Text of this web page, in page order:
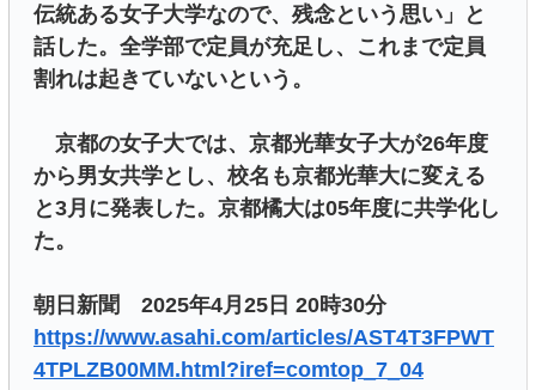
伝統ある女子大学なので、残念という思い」と
話した。全学部で定員が充足し、これまで定員
割れは起きていないという。
京都の女子大では、京都光華女子大が26年度
から男女共学とし、校名も京都光華大に変える
と3月に発表した。京都橘大は05年度に共学化し
た。
朝日新聞 2025年4月25日 20時30分
https://www.asahi.com/articles/AST4T3FPWT
4TPLZB00MM.html?iref=comtop_7_04